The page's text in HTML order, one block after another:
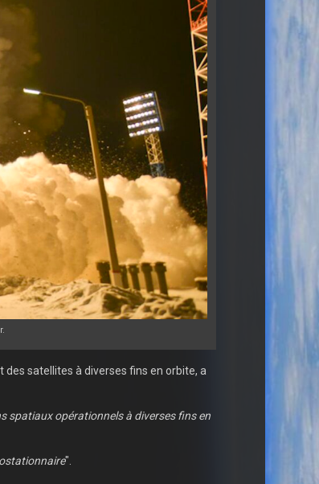
satellites à diverses fins en orbite, a
spatiaux opérationnels à diverses fins en
".